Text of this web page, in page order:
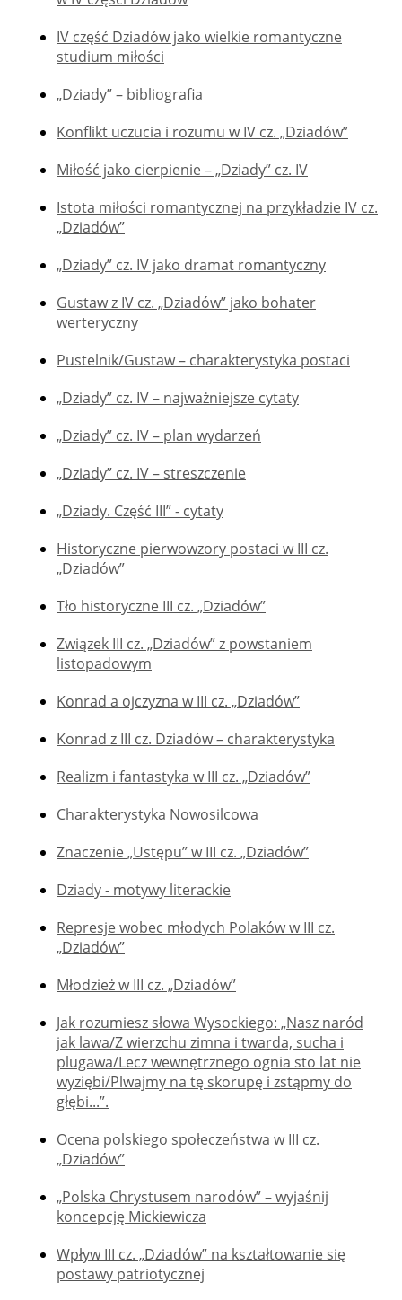
IV część Dziadów jako wielkie romantyczne
studium miłości
„Dziady” – bibliografia
Konflikt uczucia i rozumu w IV cz. „Dziadów”
Miłość jako cierpienie – „Dziady” cz. IV
Istota miłości romantycznej na przykładzie IV cz.
„Dziadów”
„Dziady” cz. IV jako dramat romantyczny
Gustaw z IV cz. „Dziadów” jako bohater
werteryczny
Pustelnik/Gustaw – charakterystyka postaci
„Dziady” cz. IV – najważniejsze cytaty
„Dziady” cz. IV – plan wydarzeń
„Dziady” cz. IV – streszczenie
„Dziady. Część III” - cytaty
Historyczne pierwowzory postaci w III cz.
„Dziadów”
Tło historyczne III cz. „Dziadów”
Związek III cz. „Dziadów” z powstaniem
listopadowym
Konrad a ojczyzna w III cz. „Dziadów”
Konrad z III cz. Dziadów – charakterystyka
Realizm i fantastyka w III cz. „Dziadów”
Charakterystyka Nowosilcowa
Znaczenie „Ustępu” w III cz. „Dziadów”
Dziady - motywy literackie
Represje wobec młodych Polaków w III cz.
„Dziadów”
Młodzież w III cz. „Dziadów”
Jak rozumiesz słowa Wysockiego: „Nasz naród
jak lawa/Z wierzchu zimna i twarda, sucha i
plugawa/Lecz wewnętrznego ognia sto lat nie
wyziębi/Plwajmy na tę skorupę i zstąpmy do
głębi...”.
Ocena polskiego społeczeństwa w III cz.
„Dziadów”
„Polska Chrystusem narodów” – wyjaśnij
koncepcję Mickiewicza
Wpływ III cz. „Dziadów” na kształtowanie się
postawy patriotycznej